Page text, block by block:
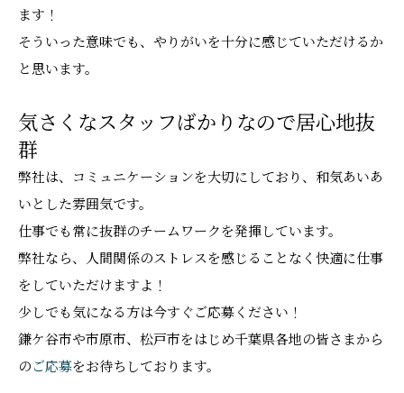
ます！
そういった意味でも、やりがいを十分に感じていただけるか
と思います。
気さくなスタッフばかりなので居心地抜
群
弊社は、コミュニケーションを大切にしており、和気あいあ
いとした雰囲気です。
仕事でも常に抜群のチームワークを発揮しています。
弊社なら、人間関係のストレスを感じることなく快適に仕事
をしていただけますよ！
少しでも気になる方は今すぐご応募ください！
鎌ケ谷市や市原市、松戸市をはじめ千葉県各地の皆さまから
のご応募をお待ちしております。